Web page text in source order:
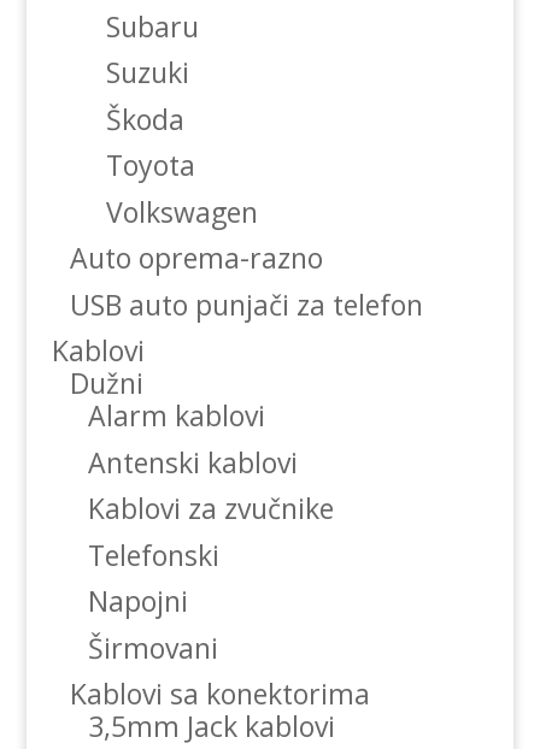
Subaru
Suzuki
Škoda
Toyota
Volkswagen
Auto oprema-razno
USB auto punjači za telefon
Kablovi
Dužni
Alarm kablovi
Antenski kablovi
Kablovi za zvučnike
Telefonski
Napojni
Širmovani
Kablovi sa konektorima
3,5mm Jack kablovi